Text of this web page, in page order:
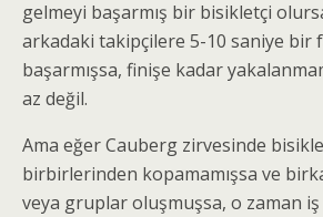
gelmeyi başarmış bir bisikletçi
arkadaki takipçilere 5-10 saniye bir
başarmışsa, finişe kadar
az değil.
Ama eğer Cauberg zirvesinde
birbirlerinden kopamamışsa ve
veya gruplar oluşmuşsa, o zaman